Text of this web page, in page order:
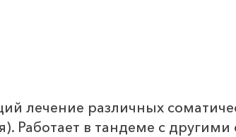
лечение различных
Работает в тандеме с